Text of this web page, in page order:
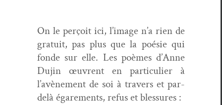
On le perçoit ici, l’image n’a rien de
gra­tu­it, pas plus que la poésie qui
fonde sur elle. Les poèmes d’Anne
Dujin œuvrent en par­ti­c­uli­er à
l’avènement de soi à tra­vers et par-
delà égare­ments, refus et blessures :